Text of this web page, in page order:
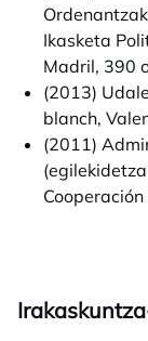
Ikasketa
Madril, 390
(2013)
blanch,
(2011)